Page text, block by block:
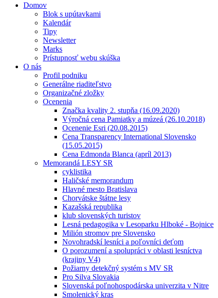
Domov
Blok s upútavkami
Kalendár
Tipy
Newsletter
Marks
Prístupnosť webu skúška
O nás
Profil podniku
Generálne riaditeľstvo
Organizačné zložky
Ocenenia
Značka kvality 2. stupňa (16.09.2020)
Výročná cena Pamiatky a múzeá (26.10.2018)
Ocenenie Esri (20.08.2015)
Cena Transparency International Slovensko
(15.05.2015)
Cena Edmonda Blanca (apríl 2013)
Memorandá LESY SR
cyklistika
Haličské memorandum
Hlavné mesto Bratislava
Chorvátske štátne lesy
Kazašská republika
klub slovenských turistov
Lesná pedagogika v Lesoparku Hlboké - Bojnice
Milión stromov pre Slovensko
Novohradskí lesníci a poľovníci deťom
O porozumení a spolupráci v oblasti lesníctva
(krajiny V4)
Požiarny detekčný systém s MV SR
Pro Silva Slovakia
Slovenská poľnohospodárska univerzita v Nitre
Smolenický kras